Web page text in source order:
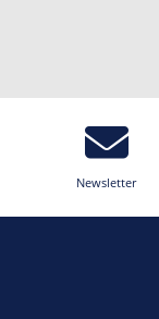
Newsletter